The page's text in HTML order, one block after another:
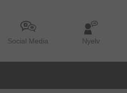
Social Media Nyelv